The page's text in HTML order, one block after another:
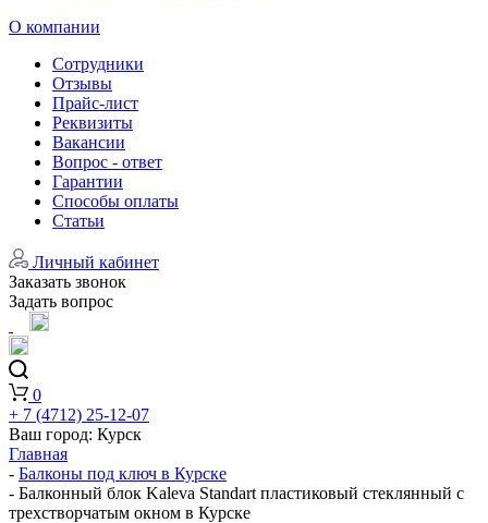
О компании
Сотрудники
Отзывы
Прайс-лист
Реквизиты
Вакансии
Вопрос - ответ
Гарантии
Способы оплаты
Статьи
Личный кабинет
Заказать звонок
Задать вопрос
0
+ 7 (4712) 25-12-07
Ваш город: Курск
Главная
- Балконы под ключ в Курске
- Балконный блок Kaleva Standart пластиковый стеклянный с
трехстворчатым окном в Курске